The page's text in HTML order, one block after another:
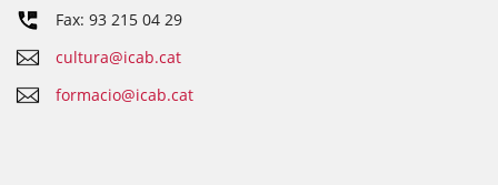
Fax: 93 215 04 29
cultura@icab.cat
formacio@icab.cat